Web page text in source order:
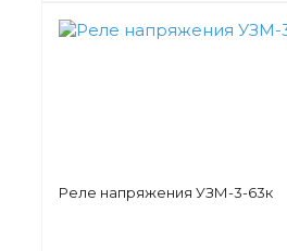
Реле напряжения УЗМ-3-63к